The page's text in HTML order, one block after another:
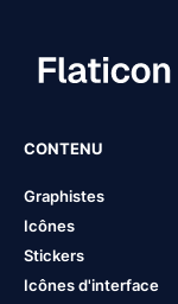
CONTENU
Graphistes
Icônes
Stickers
Icônes d'interface